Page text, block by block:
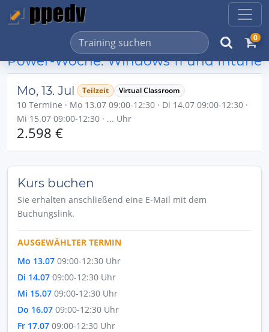
0
Power-Woche: Windows 11 und Intune
Mo, 13. Jul Teilzeit Virtual Classroom
10 Termine · Mo 13.07 09:00-12:30 · Di 14.07 09:00-12:30 ·
Mi 15.07 09:00-12:30 · ... Uhr
2.598 €
Kurs buchen
Sie erhalten anschließend eine E-Mail mit dem
Buchungslink.
AUSGEWÄHLTER TERMIN
Mo 13.07 09:00-12:30 Uhr
Di 14.07 09:00-12:30 Uhr
Mi 15.07 09:00-12:30 Uhr
Do 16.07 09:00-12:30 Uhr
Fr 17.07 09:00-12:30 Uhr